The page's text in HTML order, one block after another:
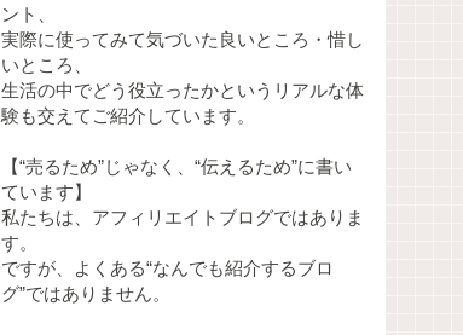
ント、
実際に使ってみて気づいた良いところ・惜し
いところ、
生活の中でどう役立ったかというリアルな体
験も交えてご紹介しています。
【“売るため”じゃなく、“伝えるため”に書い
ています】
私たちは、アフィリエイトブログではありま
す。
ですが、よくある“なんでも紹介するブロ
グ”ではありません。